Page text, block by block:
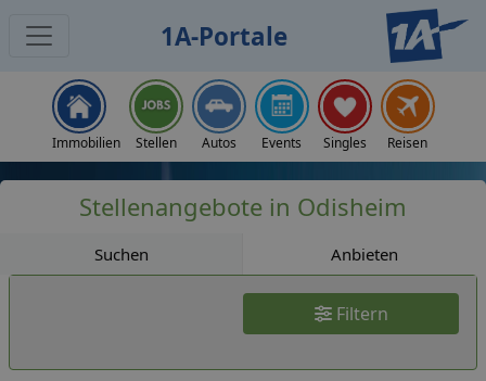
1A-Portale
Immobilien Stellen Autos Events Singles Reisen
Stellenangebote in Odisheim
Suchen Anbieten
Filtern